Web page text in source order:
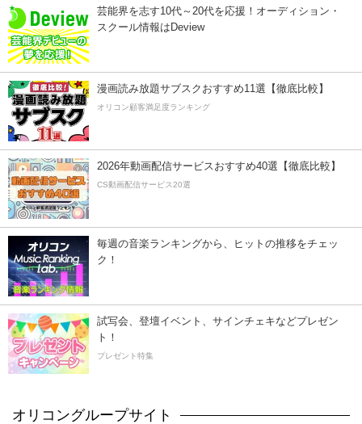
芸能界を志す10代～20代を応援！オーディション・
スクール情報はDeview
漫画読み放題サブスクおすすめ11選【徹底比較】
オリコン顧客満足度ランキング
2026年動画配信サービスおすすめ40選【徹底比較】
CS動画配信サービス20選
毎週の音楽ランキングから、ヒットの推移をチェッ
ク！
試写会、登壇イベント、サインチェキなどプレゼン
ト！
プレゼント特集
オリコングループサイト